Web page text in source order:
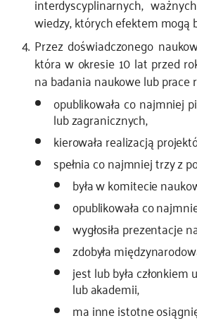
wiedzy, których efektem mogą
Przez doświadczonego
która w okresie 10 lat przed
na badania naukowe lub prace
opublikowała co najmniej
lub zagranicznych,
kierowała realizacją
spełnia co najmniej trzy z
była w komitecie
opublikowała co
wygłosiła prezentacje
zdobyła
jest lub była
lub akademii,
ma inne istotne